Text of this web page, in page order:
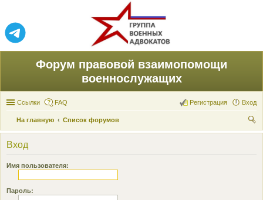
Форум правовой взаимопомощи
военнослужащих
Ссылки FAQ Вход
Регистрация
На главную
Список форумов
ои
Вход
Имя пользователя:
Пароль: